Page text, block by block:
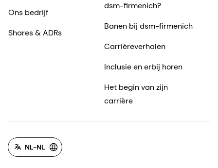
Ons bedrijf
Shares & ADRs
dsm-firmenich?
Banen bij dsm-firmenich
Carrièreverhalen
Inclusie en erbij horen
Het begin van zijn
carrière
NL-NL